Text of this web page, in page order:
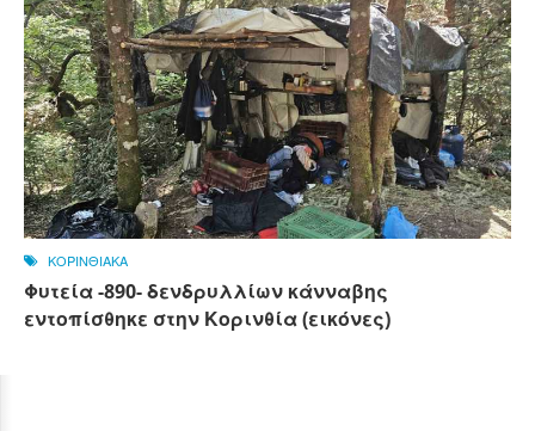
ΚΟΡΙΝΘΙΑΚΑ
Φυτεία -890- δενδρυλλίων κάνναβης
εντοπίσθηκε στην Κορινθία (εικόνες)